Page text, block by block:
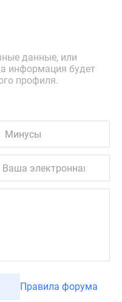
данные, или
информация будет
профиля.
Правила форума